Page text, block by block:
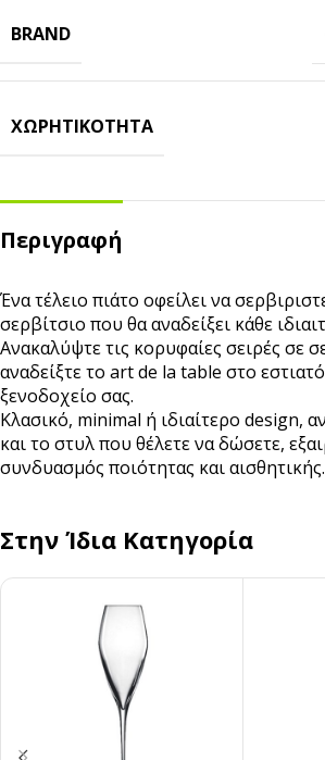
BRAND
ΧΩΡΗΤΙΚΌΤΗΤΑ
Περιγραφή
Ένα τέλειο πιάτο οφείλει να
σερβίτσιο που θα αναδείξει κάθε
Ανακαλύψτε τις κορυφαίες σειρές σε
αναδείξτε το art de la table στο
ξενοδοχείο σας.
Κλασικό, minimal ή ιδιαίτερο design,
και το στυλ που θέλετε να δώσετε,
συνδυασμός ποιότητας και αισθητικής.
Στην Ίδια Κατηγορία